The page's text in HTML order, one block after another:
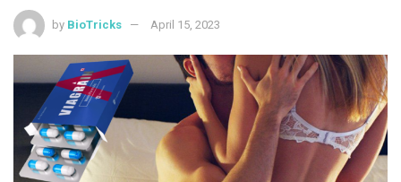
by BioTricks April 15, 2023